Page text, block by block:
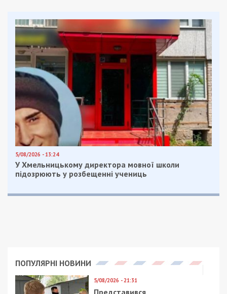
5/08/2026 - 13:24
У Хмельницькому директора мовної школи
підозрюють у розбещенні учениць
ПОПУЛЯРНІ НОВИНИ
5/08/2026 - 21:31